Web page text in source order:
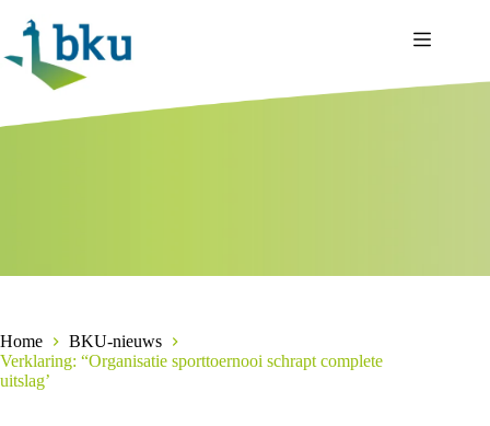
naar
inhoud
Home
BKU-nieuws
Verklaring: “Organisatie sporttoernooi schrapt complete
uitslag’